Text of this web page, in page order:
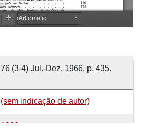
76 (3-4) Jul.-Dez. 1966, p. 435.
(sem indicação de autor)
1966